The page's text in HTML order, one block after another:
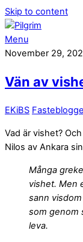
Skip to content
Menu
November 29,
Vän av
EKiBS
Vad är vishet?
Nilos av Ankara
Många
vishet. Men
sann
som genom
leva.